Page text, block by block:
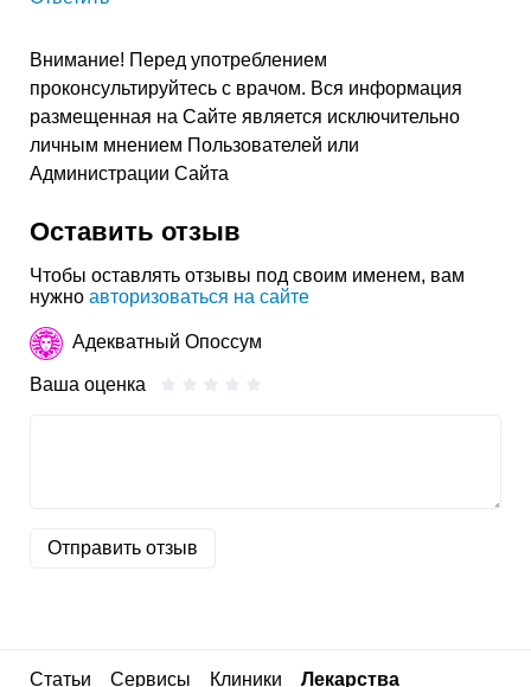
Внимание! Перед употреблением
проконсультируйтесь с врачом. Вся информация
размещенная на Сайте является исключительно
личным мнением Пользователей или
Администрации Сайта
Оставить отзыв
Чтобы оставлять отзывы под своим именем, вам
нужно авторизоваться на сайте
Адекватный Опоссум
Ваша оценка
Отправить отзыв
Статьи Сервисы Клиники Лекарства